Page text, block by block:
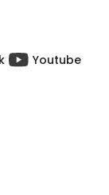
Youtube